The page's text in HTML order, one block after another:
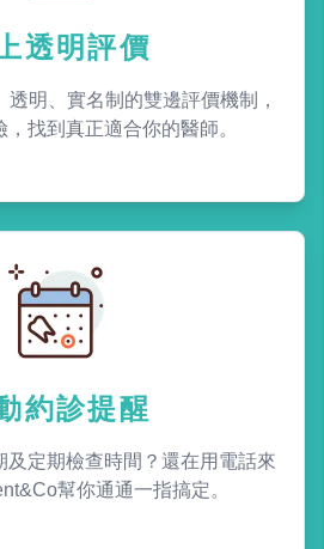
透明評價
明、實名制的雙邊評價機制，
，找到真正適合你的醫師。
約診提醒
及定期檢查時間？還在用電話來
幫你通通一指搞定。